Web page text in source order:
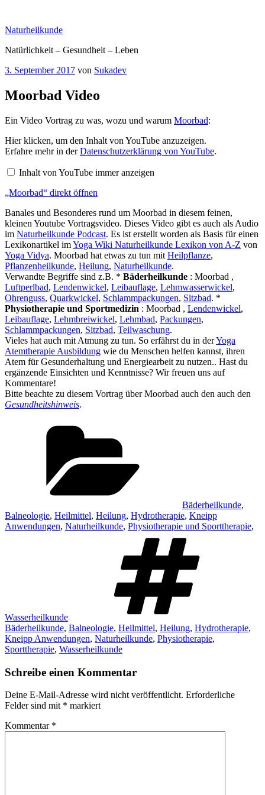
springen
Naturheilkunde
Natürlichkeit – Gesundheit – Leben
Veröffentlicht
3. September 2017 von Sukadev
Moorbad Video
Ein Video Vortrag zu was, wozu und warum Moorbad:
„Moorbad“
von
YouTube
Hier klicken, um den Inhalt von YouTube anzuzeigen.
Erfahre mehr in derDatenschutzerklärung von YouTube.
Inhalt von YouTube immer anzeigen
„Moorbad“ direkt öffnen
Banales und Besonderes rund um Moorbad in diesem feinen,
kleinen Youtube Vortragsvideo. Dieses Video gibt es auch als Audio
im Naturheilkunde Podcast. Es ist erstellt worden als Basis für einen
Lexikonartikel imYoga Wiki Naturheilkunde Lexikon von A-Z von
Yoga Vidya. Moorbad hat etwas zu tun mit Heilpflanze,
Pflanzenheilkunde, Heilung, Naturheilkunde.
Verwandte Begriffe sind z.B. * Bäderheilkunde : Moorbad ,
Luftperlbad, Lendenwickel, Leibauflage, Lehmwasserwickel,
Ohrenguss, Quarkwickel, Schlammpackungen, Sitzbad. *
Physiotherapie und Sportmedizin : Moorbad , Lendenwickel,
Leibauflage, Lehmbreiwickel, Lehmbad, Packungen,
Schlammpackungen, Sitzbad, Teilwaschung.
Vieles hat auch mit Atmung zu tun. So erfährst du in derYoga
Atemtherapie Ausbildung wie du Menschen helfen kannst, ihren
Atem für Gesunderhaltung und Energiearbeit zu nutzen.. Hast du
ergänzende Einsichten und Kenntnisse? Wir freuen uns auf
Kommentare!
Bitte beachte zu diesem Vortrag über Moorbad auch den auch den
Gesundheitshinweis.
Bäderheilkunde,
Balneologie, Heilmittel, Heilung, Hydrotherapie, Kneipp
Anwendungen, Naturheilkunde, Physiotherapie und Sporttherapie,
Wasserheilkunde
Bäderheilkunde, Balneologie, Heilmittel, Heilung, Hydrotherapie,
Kneipp Anwendungen, Naturheilkunde, Physiotherapie,
Sporttherapie, Wasserheilkunde
Schreibe einen Kommentar
Deine E-Mail-Adresse wird nicht veröffentlicht. Erforderliche
Felder sind mit * markiert
Kommentar *